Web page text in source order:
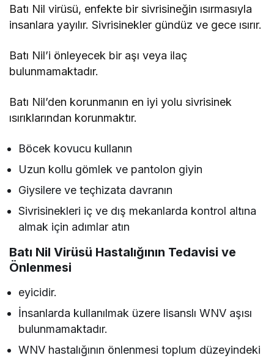
Batı Nil virüsü, enfekte bir sivrisineğin ısırmasıyla
insanlara yayılır. Sivrisinekler gündüz ve gece ısırır.
Batı Nil’i önleyecek bir aşı veya ilaç
bulunmamaktadır.
Batı Nil’den korunmanın en iyi yolu sivrisinek
ısırıklarından korunmaktır.
Böcek kovucu kullanın
Uzun kollu gömlek ve pantolon giyin
Giysilere ve teçhizata davranın
Sivrisinekleri iç ve dış mekanlarda kontrol altına
almak için adımlar atın
Batı Nil Virüsü Hastalığının Tedavisi ve
Önlenmesi
eyicidir.
İnsanlarda kullanılmak üzere lisanslı WNV aşısı
bulunmamaktadır.
WNV hastalığının önlenmesi toplum düzeyindeki